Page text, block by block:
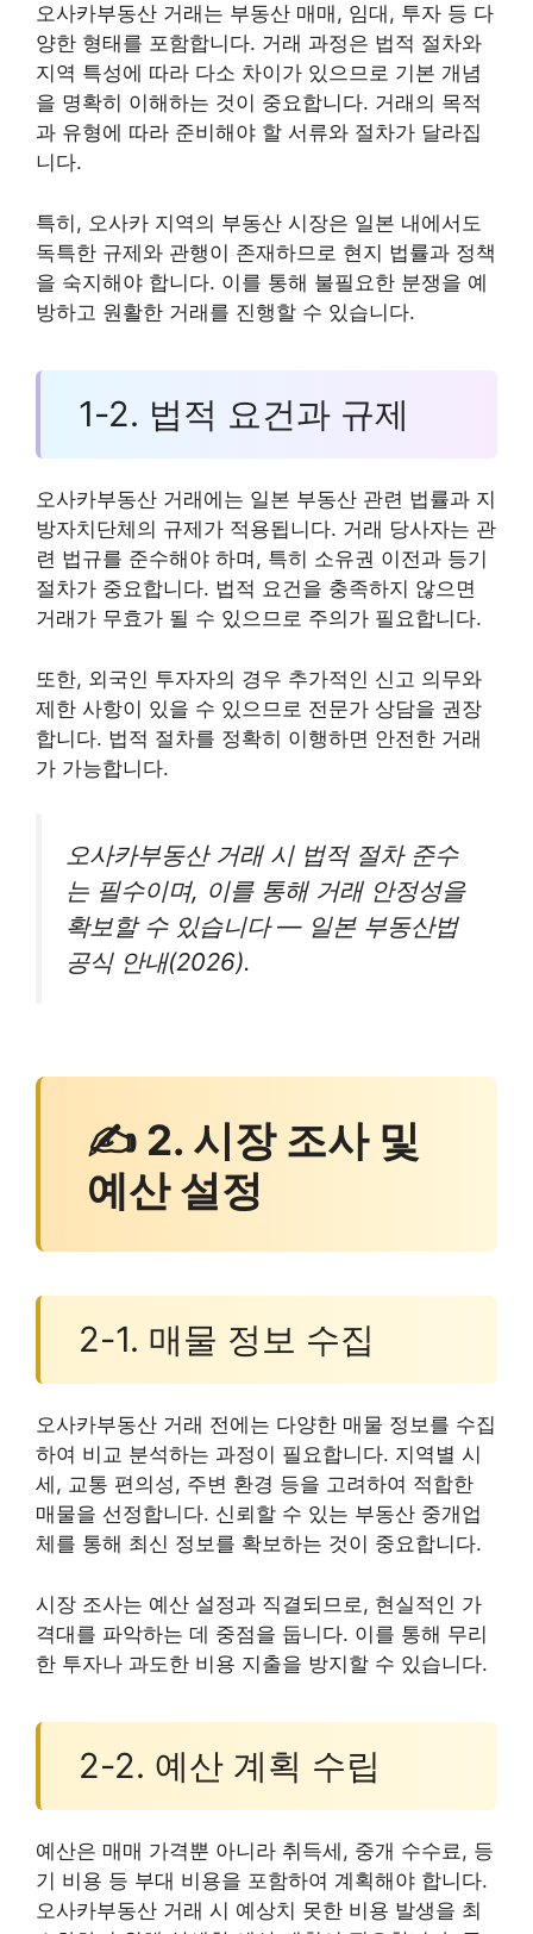
오사카부동산 거래는 부동산 매매, 임대, 투자 등 다
양한 형태를 포함합니다. 거래 과정은 법적 절차와
지역 특성에 따라 다소 차이가 있으므로 기본 개념
을 명확히 이해하는 것이 중요합니다. 거래의 목적
과 유형에 따라 준비해야 할 서류와 절차가 달라집
니다.
특히, 오사카 지역의 부동산 시장은 일본 내에서도
독특한 규제와 관행이 존재하므로 현지 법률과 정책
을 숙지해야 합니다. 이를 통해 불필요한 분쟁을 예
방하고 원활한 거래를 진행할 수 있습니다.
1-2. 법적 요건과 규제
오사카부동산 거래에는 일본 부동산 관련 법률과 지
방자치단체의 규제가 적용됩니다. 거래 당사자는 관
련 법규를 준수해야 하며, 특히 소유권 이전과 등기
절차가 중요합니다. 법적 요건을 충족하지 않으면
거래가 무효가 될 수 있으므로 주의가 필요합니다.
또한, 외국인 투자자의 경우 추가적인 신고 의무와
제한 사항이 있을 수 있으므로 전문가 상담을 권장
합니다. 법적 절차를 정확히 이행하면 안전한 거래
가 가능합니다.
오사카부동산 거래 시 법적 절차 준수
는 필수이며, 이를 통해 거래 안정성을
확보할 수 있습니다 — 일본 부동산법
공식 안내(2026).
✍ 2. 시장 조사 및
예산 설정
2-1. 매물 정보 수집
오사카부동산 거래 전에는 다양한 매물 정보를 수집
하여 비교 분석하는 과정이 필요합니다. 지역별 시
세, 교통 편의성, 주변 환경 등을 고려하여 적합한
매물을 선정합니다. 신뢰할 수 있는 부동산 중개업
체를 통해 최신 정보를 확보하는 것이 중요합니다.
시장 조사는 예산 설정과 직결되므로, 현실적인 가
격대를 파악하는 데 중점을 둡니다. 이를 통해 무리
한 투자나 과도한 비용 지출을 방지할 수 있습니다.
2-2. 예산 계획 수립
예산은 매매 가격뿐 아니라 취득세, 중개 수수료, 등
기 비용 등 부대 비용을 포함하여 계획해야 합니다.
오사카부동산 거래 시 예상치 못한 비용 발생을 최